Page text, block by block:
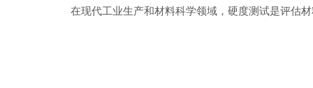
在现代工业生产和材料科学领域，硬度测试是评估材